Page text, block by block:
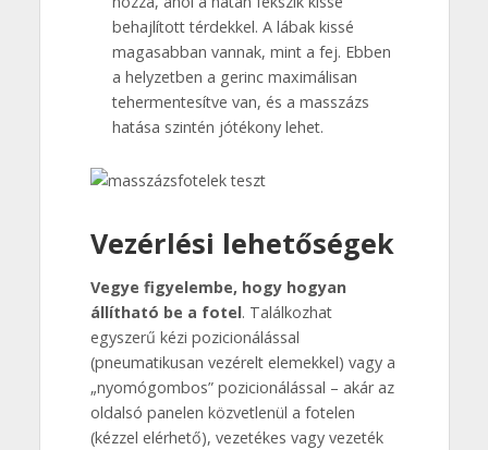
behajlított térdekkel. A lábak kissé
magasabban vannak, mint a fej. Ebben
a helyzetben a gerinc maximálisan
tehermentesítve van, és a masszázs
hatása szintén jótékony lehet.
Vezérlési lehetőségek
Vegye figyelembe, hogy hogyan
állítható be a fotel. Találkozhat
egyszerű kézi pozicionálással
(pneumatikusan vezérelt elemekkel) vagy a
„nyomógombos” pozicionálással – akár az
oldalsó panelen közvetlenül a fotelen
(kézzel elérhető), vezetékes vagy vezeték